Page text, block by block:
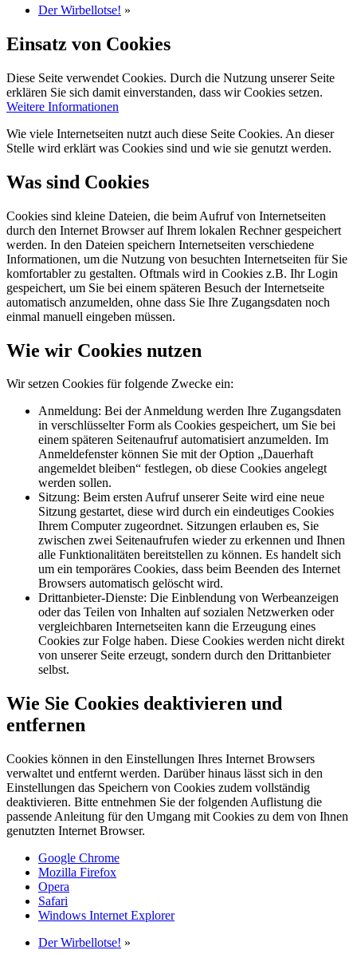
Der Wirbellotse! »
Einsatz von Cookies
Diese Seite verwendet Cookies. Durch die Nutzung unserer Seite
erklären Sie sich damit einverstanden, dass wir Cookies setzen.
Weitere Informationen
Wie viele Internetseiten nutzt auch diese Seite Cookies. An dieser
Stelle wird erklärt was Cookies sind und wie sie genutzt werden.
Was sind Cookies
Cookies sind kleine Dateien, die beim Aufruf von Internetseiten
durch den Internet Browser auf Ihrem lokalen Rechner gespeichert
werden. In den Dateien speichern Internetseiten verschiedene
Informationen, um die Nutzung von besuchten Internetseiten für Sie
komfortabler zu gestalten. Oftmals wird in Cookies z.B. Ihr Login
gespeichert, um Sie bei einem späteren Besuch der Internetseite
automatisch anzumelden, ohne dass Sie Ihre Zugangsdaten noch
einmal manuell eingeben müssen.
Wie wir Cookies nutzen
Wir setzen Cookies für folgende Zwecke ein:
Anmeldung: Bei der Anmeldung werden Ihre Zugangsdaten
in verschlüsselter Form als Cookies gespeichert, um Sie bei
einem späteren Seitenaufruf automatisiert anzumelden. Im
Anmeldefenster können Sie mit der Option „Dauerhaft
angemeldet bleiben“ festlegen, ob diese Cookies angelegt
werden sollen.
Sitzung: Beim ersten Aufruf unserer Seite wird eine neue
Sitzung gestartet, diese wird durch ein eindeutiges Cookies
Ihrem Computer zugeordnet. Sitzungen erlauben es, Sie
zwischen zwei Seitenaufrufen wieder zu erkennen und Ihnen
alle Funktionalitäten bereitstellen zu können. Es handelt sich
um ein temporäres Cookies, dass beim Beenden des Internet
Browsers automatisch gelöscht wird.
Drittanbieter-Dienste: Die Einblendung von Werbeanzeigen
oder das Teilen von Inhalten auf sozialen Netzwerken oder
vergleichbaren Internetseiten kann die Erzeugung eines
Cookies zur Folge haben. Diese Cookies werden nicht direkt
von unserer Seite erzeugt, sondern durch den Drittanbieter
selbst.
Wie Sie Cookies deaktivieren und
entfernen
Cookies können in den Einstellungen Ihres Internet Browsers
verwaltet und entfernt werden. Darüber hinaus lässt sich in den
Einstellungen das Speichern von Cookies zudem vollständig
deaktivieren. Bitte entnehmen Sie der folgenden Auflistung die
passende Anleitung für den Umgang mit Cookies zu dem von Ihnen
genutzten Internet Browser.
Google Chrome
Mozilla Firefox
Opera
Safari
Windows Internet Explorer
Der Wirbellotse! »